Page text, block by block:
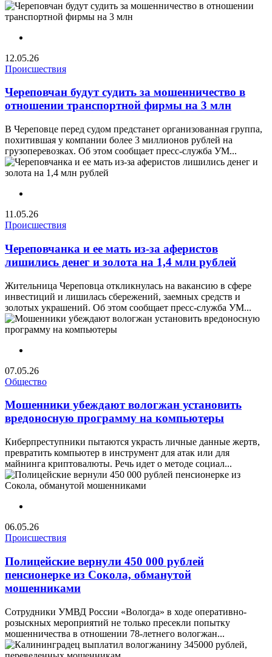
12.05.26
Происшествия
Череповчан будут судить за мошенничество в
отношении транспортной фирмы на 3 млн
В Череповце перед судом предстанет организованная группа,
похитившая у компании более 3 миллионов рублей на
грузоперевозках. Об этом сообщает пресс-служба УМ...
11.05.26
Происшествия
Череповчанка и ее мать из-за аферистов
лишились денег и золота на 1,4 млн рублей
Жительница Череповца откликнулась на вакансию в сфере
инвестиций и лишилась сбережений, заемных средств и
золотых украшений. Об этом сообщает пресс-служба УМ...
07.05.26
Общество
Мошенники убеждают вологжан установить
вредоносную программу на компьютеры
Киберпреступники пытаются украсть личные данные жертв,
превратить компьютер в инструмент для атак или для
майнинга криптовалюты. Речь идет о методе социал...
06.05.26
Происшествия
Полицейские вернули 450 000 рублей
пенсионерке из Сокола, обманутой
мошенниками
Сотрудники УМВД России «Вологда» в ходе оперативно-
розыскных мероприятий не только пресекли попытку
мошенничества в отношении 78-летнего вологжан...